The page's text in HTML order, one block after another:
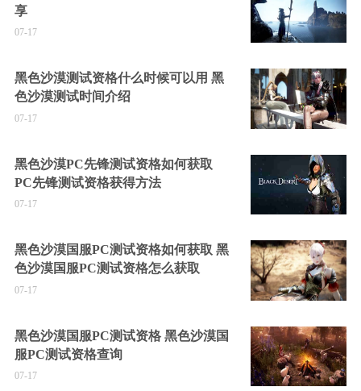
享
07-17
黑色沙漠测试资格什么时候可以用 黑
色沙漠测试时间介绍
07-17
黑色沙漠PC先锋测试资格如何获取
PC先锋测试资格获得方法
07-17
黑色沙漠国服PC测试资格如何获取 黑
色沙漠国服PC测试资格怎么获取
07-17
黑色沙漠国服PC测试资格 黑色沙漠国
服PC测试资格查询
07-17